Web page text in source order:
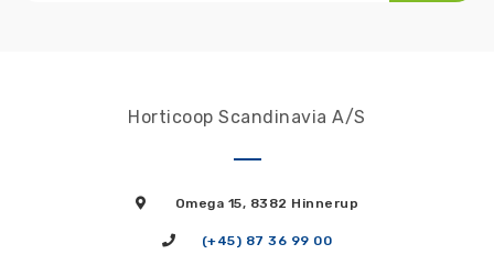
Horticoop Scandinavia A/S
Omega 15, 8382 Hinnerup
(+45) 87 36 99 00